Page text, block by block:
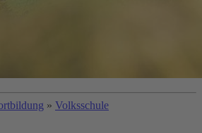
» Volksschule